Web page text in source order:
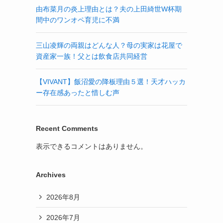
由布菜月の炎上理由とは？夫の上田綺世W杯期
間中のワンオペ育児に不満
三山凌輝の両親はどんな人？母の実家は花屋で
資産家一族！父とは飲食店共同経営
【VIVANT】飯沼愛の降板理由５選！天才ハッカ
ー存在感あったと惜しむ声
Recent Comments
表示できるコメントはありません。
Archives
2026年8月
2026年7月